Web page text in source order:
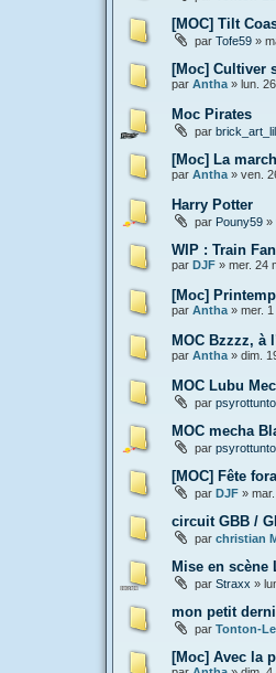
[MOC] Tilt
par Tofe59 »
[Moc] Cultiver
par Antha » lun.
Moc Pirates
par
[Moc] La
par Antha » ven.
Harry Potter
par Pouny59 »
WIP : Train
par DJF » mer. 24
[Moc]
par Antha » mer.
MOC Bzzzz, à
par Antha » dim.
MOC Lubu
par
MOC mecha
par
[MOC] Fête
par DJF »
circuit GBB /
par christian
Mise en scène
par Straxx »
mon petit
par Tonton-
[Moc] Avec la